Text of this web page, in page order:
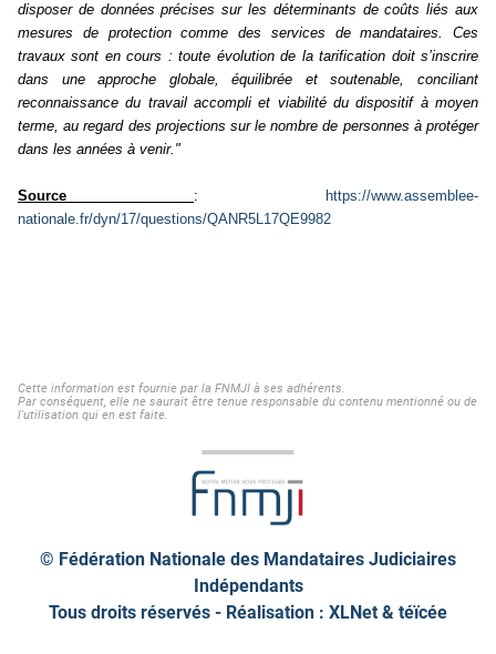
disposer de données précises sur les déterminants de coûts liés aux
mesures de protection comme des services de mandataires. Ces
travaux sont en cours : toute évolution de la tarification doit s’inscrire
dans une approche globale, équilibrée et soutenable, conciliant
reconnaissance du travail accompli et viabilité du dispositif à moyen
terme, au regard des projections sur le nombre de personnes à protéger
dans les années à venir."
Source :
https://www.assemblee-
nationale.fr/dyn/17/questions/QANR5L17QE9982
Cette information est fournie par la FNMJI à ses adhérents.
Par conséquent, elle ne saurait être tenue responsable du contenu mentionné ou de
l'utilisation qui en est faite.
© Fédération Nationale des Mandataires Judiciaires
Indépendants
Tous droits réservés - Réalisation : XLNet & téïcée